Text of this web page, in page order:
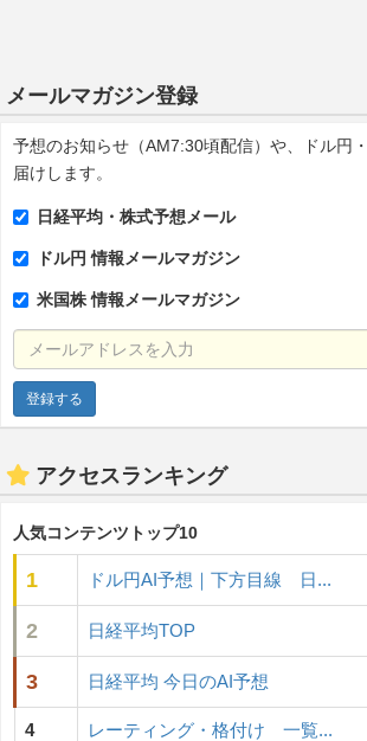
メールマガジン登録
予想のお知らせ（AM7:30頃配信）や、ドル円
届けします。
日経平均・株式予想メール
ドル円 情報メールマガジン
米国株 情報メールマガジン
メールアドレスを入力
アクセスランキング
人気コンテンツトップ10
1 ドル円AI予想｜下方目線 日...
2 日経平均TOP
3 日経平均 今日のAI予想
4 レーティング・格付け 一覧...